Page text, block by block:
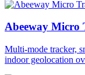
Abeeway Micro
Multi-mode tracker,
indoor geolocation